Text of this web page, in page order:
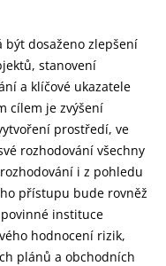
dosaženo zlepšení
stanovení
a klíčové ukazatele
cílem je zvýšení
prostředí, ve
rozhodování všechny
i z pohledu
přístupu bude rovněž
instituce
hodnocení rizik,
plánů a obchodních